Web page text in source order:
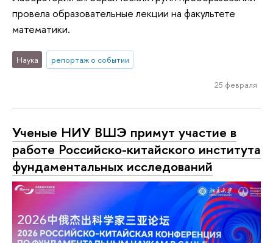
провела образовательные лекции на факультете
математики.
Наука репортаж о событии
25 февраля
Ученые НИУ ВШЭ примут участие в
работе Российско-китайского института
фундаментальных исследований